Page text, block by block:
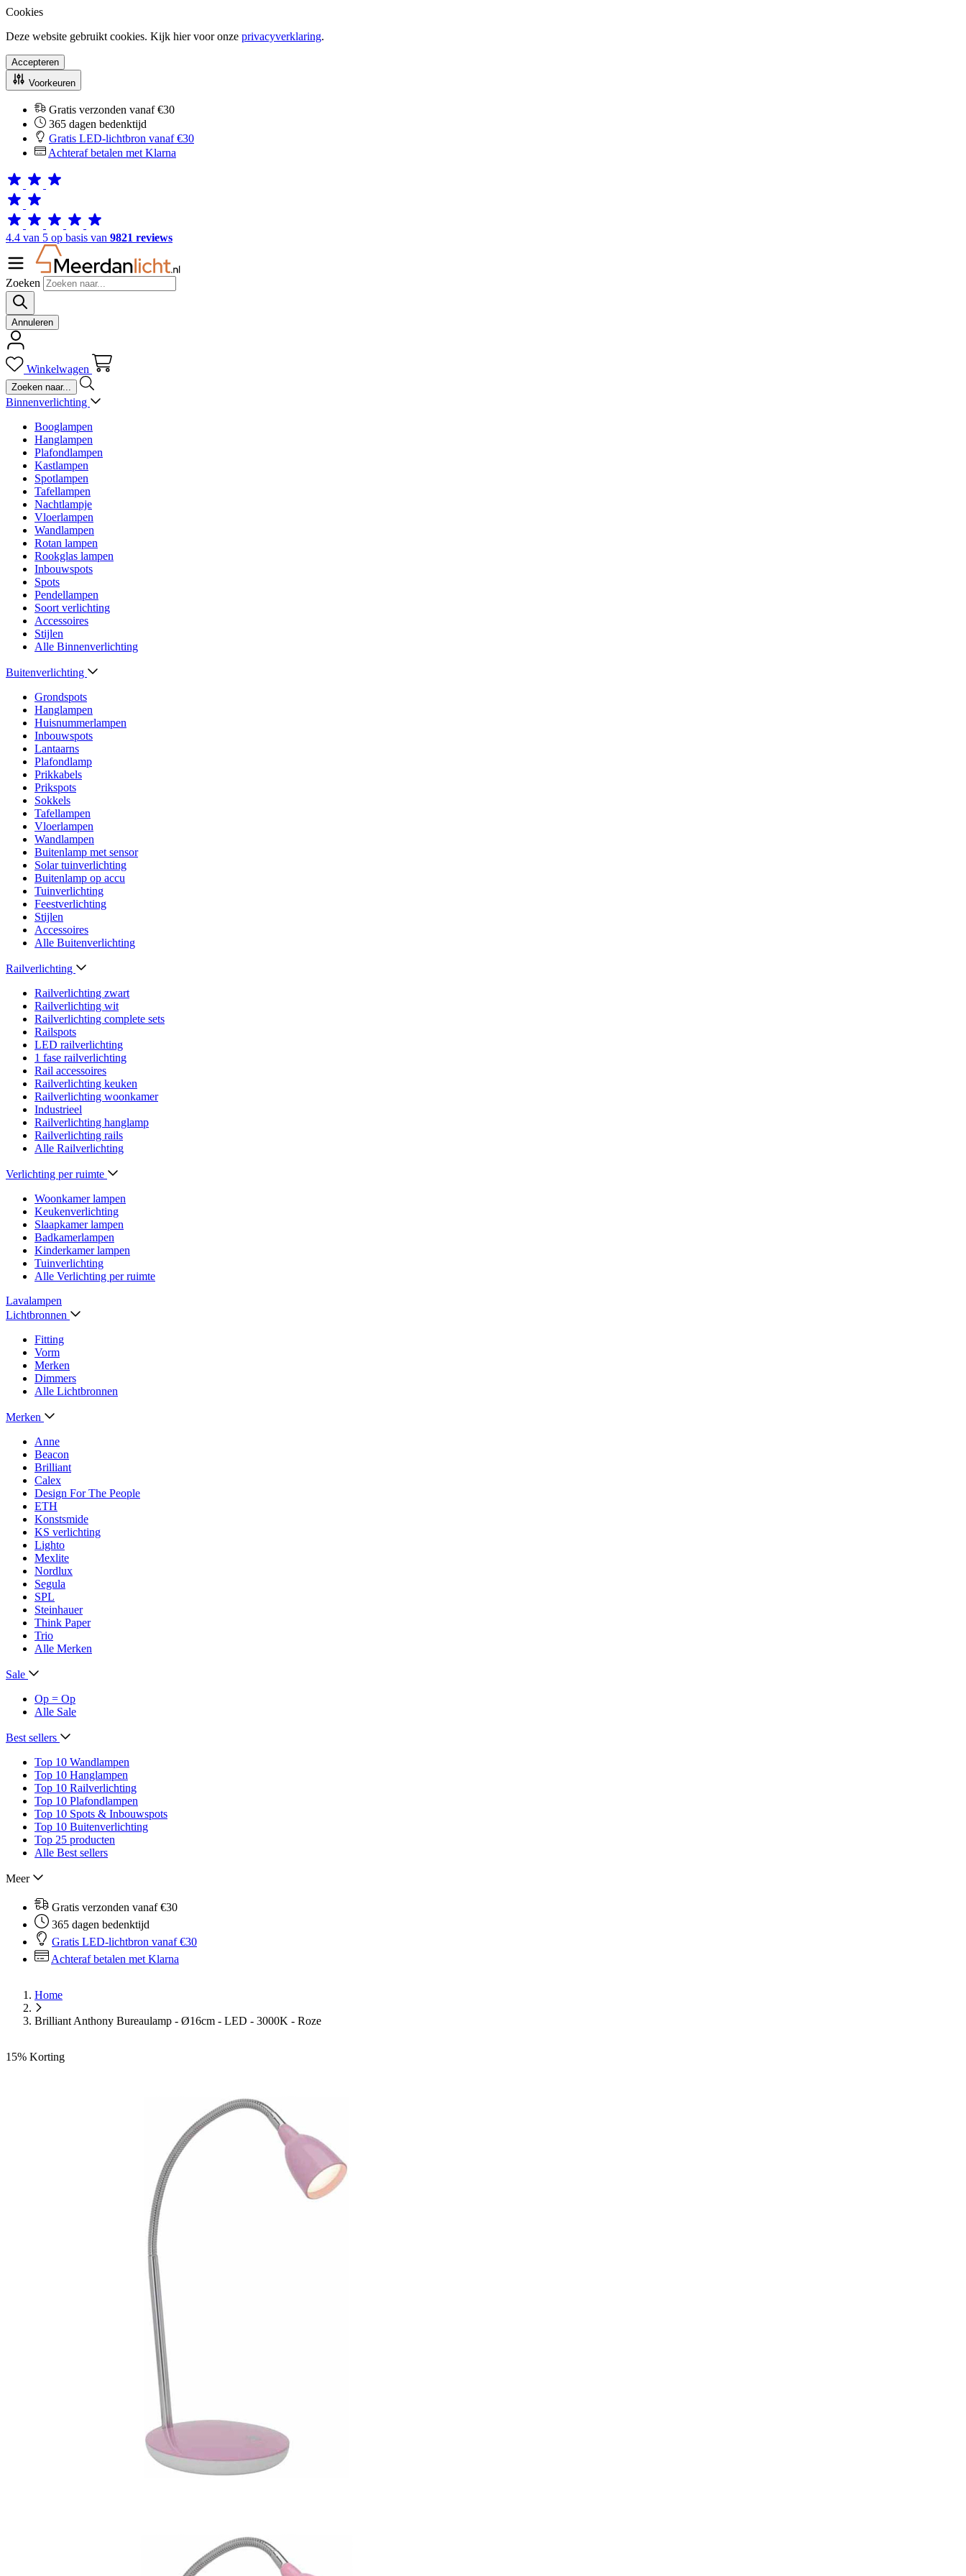
Cookies
Deze website gebruikt cookies. Kijk hier voor onze privacyverklaring.
Accepteren
Voorkeuren
Gratis verzonden vanaf €30
365 dagen bedenktijd
Gratis LED-lichtbron vanaf €30
Achteraf betalen met Klarna
4.4 van 5 op basis van 9821 reviews
Zoeken
Annuleren
Winkelwagen
Binnenverlichting
Booglampen
Hanglampen
Plafondlampen
Kastlampen
Spotlampen
Tafellampen
Nachtlampje
Vloerlampen
Wandlampen
Rotan lampen
Rookglas lampen
Inbouwspots
Spots
Pendellampen
Soort verlichting
Accessoires
Stijlen
Alle Binnenverlichting
Buitenverlichting
Grondspots
Hanglampen
Huisnummerlampen
Inbouwspots
Lantaarns
Plafondlamp
Prikkabels
Prikspots
Sokkels
Tafellampen
Vloerlampen
Wandlampen
Buitenlamp met sensor
Solar tuinverlichting
Buitenlamp op accu
Tuinverlichting
Feestverlichting
Stijlen
Accessoires
Alle Buitenverlichting
Railverlichting
Railverlichting zwart
Railverlichting wit
Railverlichting complete sets
Railspots
LED railverlichting
1 fase railverlichting
Rail accessoires
Railverlichting keuken
Railverlichting woonkamer
Industrieel
Railverlichting hanglamp
Railverlichting rails
Alle Railverlichting
Verlichting per ruimte
Woonkamer lampen
Keukenverlichting
Slaapkamer lampen
Badkamerlampen
Kinderkamer lampen
Tuinverlichting
Alle Verlichting per ruimte
Lavalampen
Lichtbronnen
Fitting
Vorm
Merken
Dimmers
Alle Lichtbronnen
Merken
Anne
Beacon
Brilliant
Calex
Design For The People
ETH
Konstsmide
KS verlichting
Lighto
Mexlite
Nordlux
Segula
SPL
Steinhauer
Think Paper
Trio
Alle Merken
Sale
Op = Op
Alle Sale
Best sellers
Top 10 Wandlampen
Top 10 Hanglampen
Top 10 Railverlichting
Top 10 Plafondlampen
Top 10 Spots & Inbouwspots
Top 10 Buitenverlichting
Top 25 producten
Alle Best sellers
Meer
Gratis verzonden vanaf €30
365 dagen bedenktijd
Gratis LED-lichtbron vanaf €30
Achteraf betalen met Klarna
Home
Brilliant Anthony Bureaulamp - Ø16cm - LED - 3000K - Roze
15% Korting